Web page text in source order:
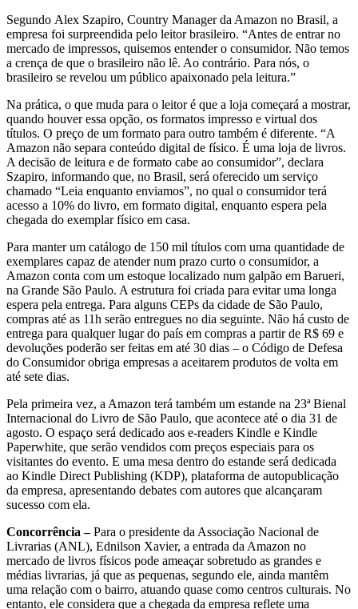
Segundo Alex Szapiro, Country Manager da Amazon no Brasil, a
empresa foi surpreendida pelo leitor brasileiro. “Antes de entrar no
mercado de impressos, quisemos entender o consumidor. Não temos
a crença de que o brasileiro não lê. Ao contrário. Para nós, o
brasileiro se revelou um público apaixonado pela leitura.”
Na prática, o que muda para o leitor é que a loja começará a mostrar,
quando houver essa opção, os formatos impresso e virtual dos
títulos. O preço de um formato para outro também é diferente. “A
Amazon não separa conteúdo digital de físico. É uma loja de livros.
A decisão de leitura e de formato cabe ao consumidor”, declara
Szapiro, informando que, no Brasil, será oferecido um serviço
chamado “Leia enquanto enviamos”, no qual o consumidor terá
acesso a 10% do livro, em formato digital, enquanto espera pela
chegada do exemplar físico em casa.
Para manter um catálogo de 150 mil títulos com uma quantidade de
exemplares capaz de atender num prazo curto o consumidor, a
Amazon conta com um estoque localizado num galpão em Barueri,
na Grande São Paulo. A estrutura foi criada para evitar uma longa
espera pela entrega. Para alguns CEPs da cidade de São Paulo,
compras até as 11h serão entregues no dia seguinte. Não há custo de
entrega para qualquer lugar do país em compras a partir de R$ 69 e
devoluções poderão ser feitas em até 30 dias – o Código de Defesa
do Consumidor obriga empresas a aceitarem produtos de volta em
até sete dias.
Pela primeira vez, a Amazon terá também um estande na 23ª Bienal
Internacional do Livro de São Paulo, que acontece até o dia 31 de
agosto. O espaço será dedicado aos e-readers Kindle e Kindle
Paperwhite, que serão vendidos com preços especiais para os
visitantes do evento. E uma mesa dentro do estande será dedicada
ao Kindle Direct Publishing (KDP), plataforma de autopublicação
da empresa, apresentando debates com autores que alcançaram
sucesso com ela.
Concorrência –Para o presidente da Associação Nacional de
Livrarias (ANL), Ednilson Xavier, a entrada da Amazon no
mercado de livros físicos pode ameaçar sobretudo as grandes e
médias livrarias, já que as pequenas, segundo ele, ainda mantêm
uma relação com o bairro, atuando quase como centros culturais. No
entanto, ele considera que a chegada da empresa reflete uma